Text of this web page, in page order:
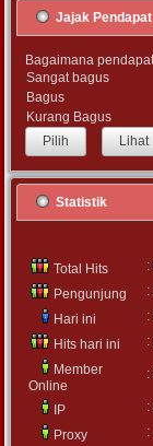
Jajak Pendapat
Bagaimana
Sangat bagus
Bagus
Kurang Bagus
Lihat
Statistik
Total Hits
Pengunjung
Hari ini
:
Hits hari ini
:
Member
Online
:
IP
Proxy
: